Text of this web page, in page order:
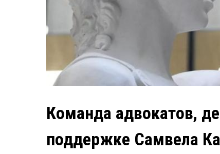
Команда адвокатов,
поддержке Самвела